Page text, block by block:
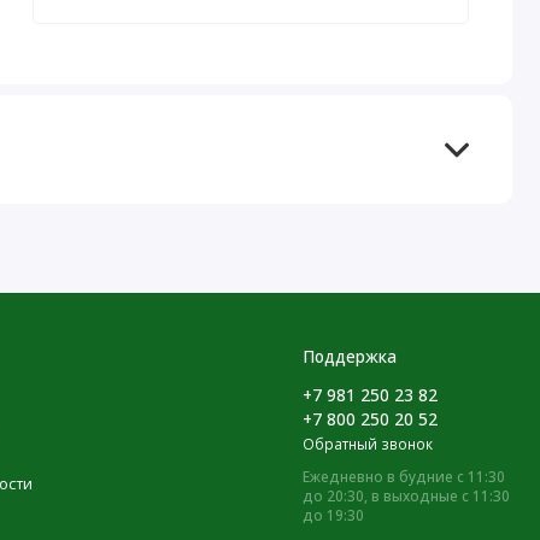
Поддержка
+7 981 250 23 82
+7 800 250 20 52
Обратный звонок
Ежедневно в будние с 11:30
до 20:30, в выходные с 11:30
до 19:30